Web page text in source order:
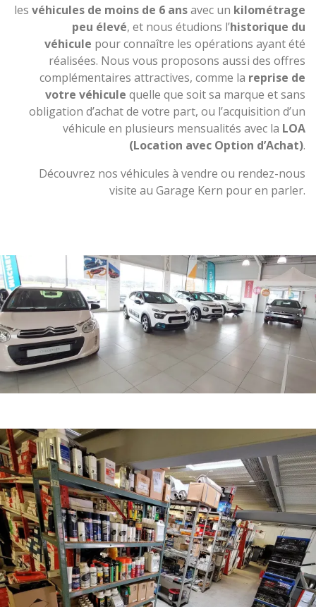
les véhicules de moins de 6 ansavec un kilométrage
peu élevé, et nous étudions l’historique du
véhicule pour connaître les opérations ayant été
réalisées. Nous vous proposons aussi des offres
complémentaires attractives, comme la reprise de
votre véhicule quelle que soit sa marque et sans
obligation d’achat de votre part, ou l’acquisition d’un
véhicule en plusieurs mensualités avec la LOA
(Location avec Option d’Achat).
Découvrez nos véhicules à vendre ou rendez-nous
visite au Garage Kern pour en parler.